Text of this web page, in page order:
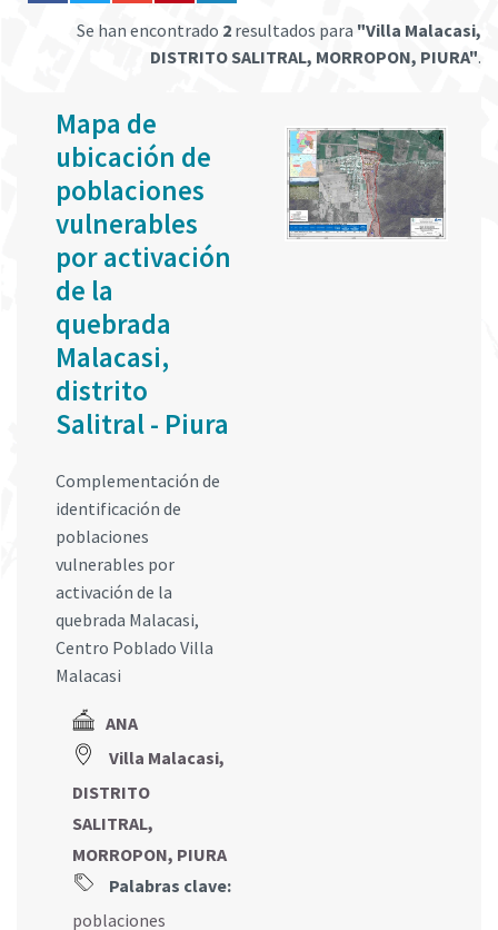
Se han encontrado 2 resultados para "Villa Malacasi,
DISTRITO SALITRAL, MORROPON, PIURA".
Mapa de
ubicación de
poblaciones
vulnerables
por activación
de la
quebrada
Malacasi,
distrito
Salitral - Piura
Complementación de
identificación de
poblaciones
vulnerables por
activación de la
quebrada Malacasi,
Centro Poblado Villa
Malacasi
ANA
Villa Malacasi,
DISTRITO
SALITRAL,
MORROPON, PIURA
Palabras clave:
poblaciones